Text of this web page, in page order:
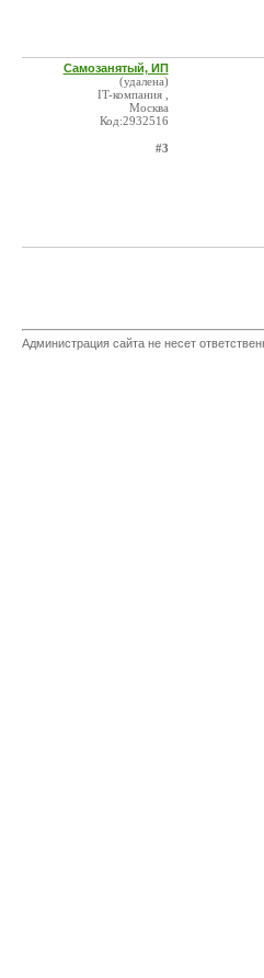
Самозанятый, ИП
(удалена)
IT-компания ,
Москва
Код:2932516
#3
Администрация сайта не несет